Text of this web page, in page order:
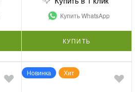
Купить WhatsApp
КУПИТЬ
Новинка Хит